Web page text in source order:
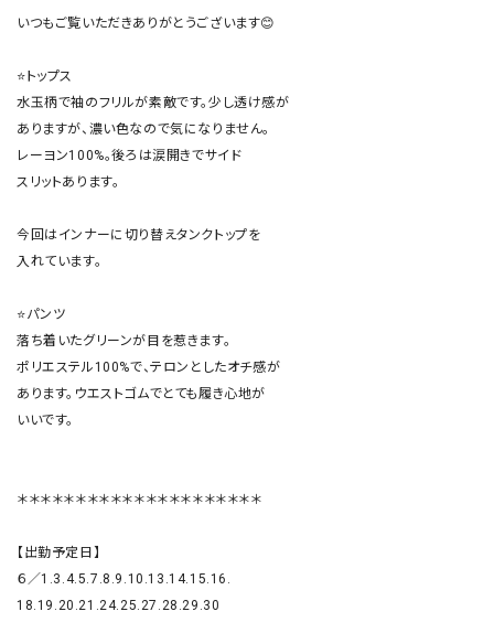
いつもご覧いただきありがとうございます😊
⭐️トップス
水玉柄で袖のフリルが素敵です。少し透け感が
ありますが、濃い色なので気になりません。
レーヨン100%。後ろは涙開きでサイド
スリットあります。
今回はインナーに切り替えタンクトップを
入れています。
⭐️パンツ
落ち着いたグリーンが目を惹きます。
ポリエステル100%で、テロンとしたオチ感が
あります。ウエストゴムでとても履き心地が
いいです。
＊＊＊＊＊＊＊＊＊＊＊＊＊＊＊＊＊＊＊＊＊
【出勤予定日】
６／1.3.4.5.7.8.9.10.13.14.15.16.
18.19.20.21.24.25.27.28.29.30